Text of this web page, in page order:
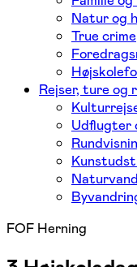
Natur og
True crime
Rejser, ture og
Udflugter
FOF Herning